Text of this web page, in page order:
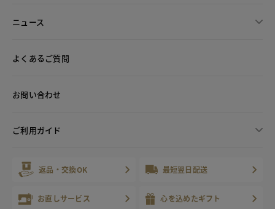
ニュース
よくあるご質問
お問い合わせ
ご利用ガイド
返品・交換OK 最短翌日配送
お直しサービス 心を込めたギフト